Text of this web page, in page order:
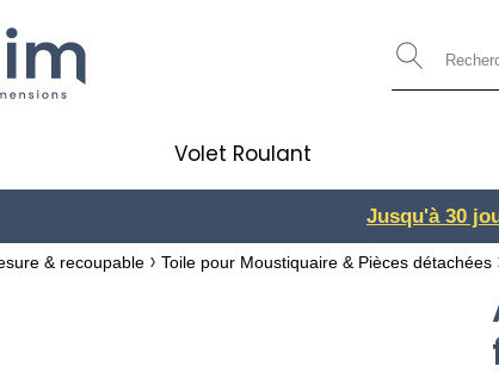
Volet Roulant
Jusqu'à 30
& recoupable Toile pour Moustiquaire & Pièces détachées